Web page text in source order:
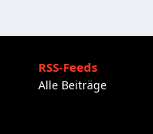
RSS-Feeds
Alle Beiträge